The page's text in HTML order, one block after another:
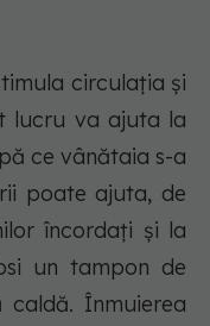
circulația și
lucru va ajuta la
ce vânătaia s-a
poate ajuta, de
încordați și la
un tampon de
Înmuierea